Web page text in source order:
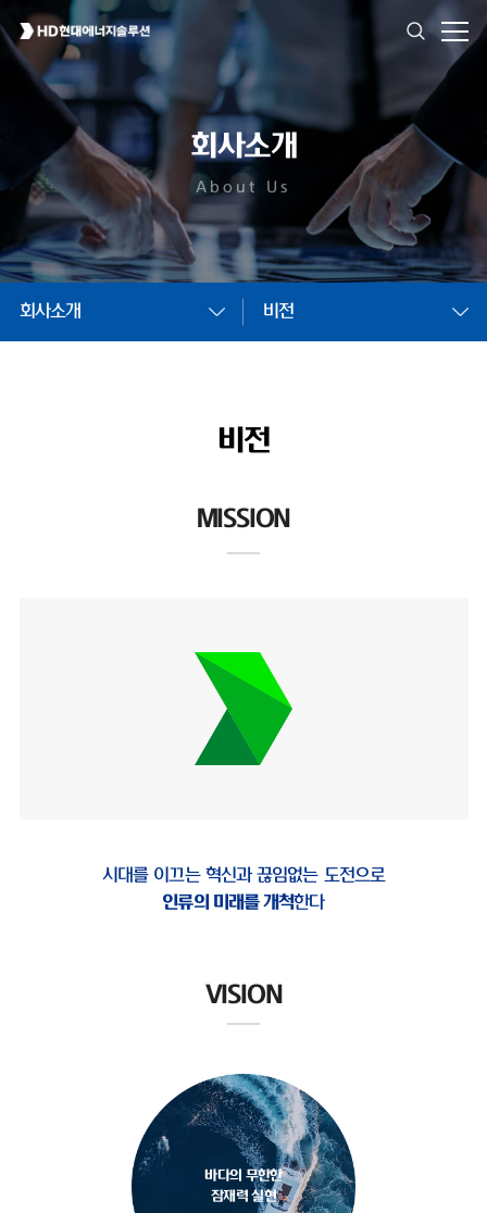
회사소개
About Us
회사소개 비전
비전
MISSION
시대를 이끄는 혁신과 끊임없는 도전으로
인류의 미래를 개척한다
VISION
바다의 무한한
잠재력 실현